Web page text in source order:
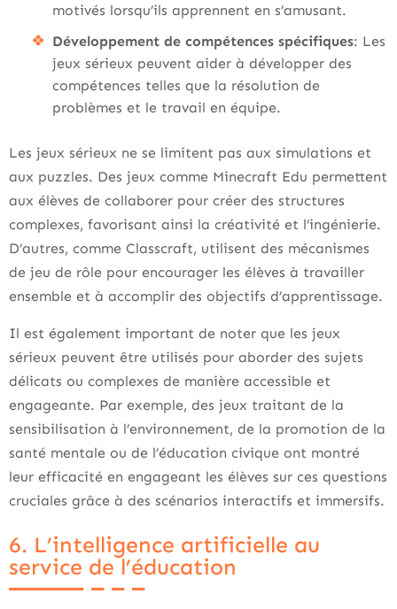
motivés lorsqu’ils apprennent en s’amusant.
Développement de compétences spécifiques: Les
jeux sérieux peuvent aider à développer des
compétences telles que la résolution de
problèmes et le travail en équipe.
Les jeux sérieux ne se limitent pas aux simulations et
aux puzzles. Des jeux comme Minecraft Edu permettent
aux élèves de collaborer pour créer des structures
complexes, favorisant ainsi la créativité et l’ingénierie.
D’autres, comme Classcraft, utilisent des mécanismes
de jeu de rôle pour encourager les élèves à travailler
ensemble et à accomplir des objectifs d’apprentissage.
Il est également important de noter que les jeux
sérieux peuvent être utilisés pour aborder des sujets
délicats ou complexes de manière accessible et
engageante. Par exemple, des jeux traitant de la
sensibilisation à l’environnement, de la promotion de la
santé mentale ou de l’éducation civique ont montré
leur efficacité en engageant les élèves sur ces questions
cruciales grâce à des scénarios interactifs et immersifs.
6. L’intelligence artificielle au
service de l’éducation